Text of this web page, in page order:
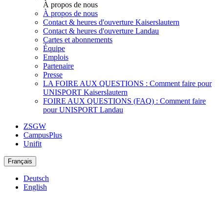
À propos de nous
À propos de nous
Contact & heures d'ouverture Kaiserslautern
Contact & heures d'ouverture Landau
Cartes et abonnements
Équipe
Emplois
Partenaire
Presse
LA FOIRE AUX QUESTIONS : Comment faire pour
UNISPORT Kaiserslautern
FOIRE AUX QUESTIONS (FAQ) : Comment faire
pour UNISPORT Landau
ZSGW
CampusPlus
Unifit
Français
Deutsch
English